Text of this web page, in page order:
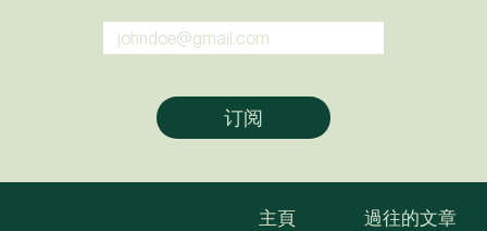
主頁
過往的文章